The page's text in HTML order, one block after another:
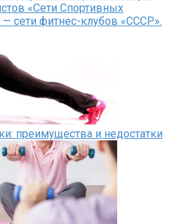
«Сети Спортивных
сети фитнес-клубов «СССР».
преимущества и недостатки